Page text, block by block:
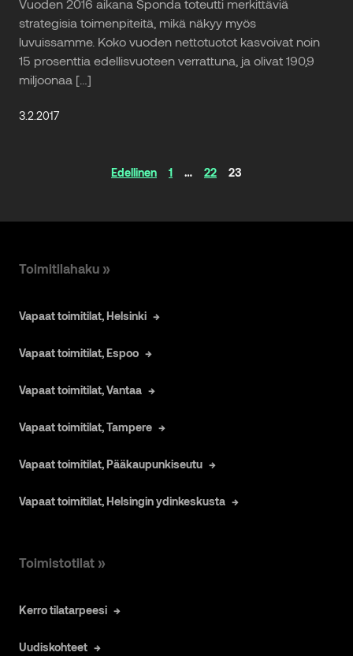
Vuoden 2016 aikana Sponda toteutti merkittäviä
strategisia toimenpiteitä, mikä näkyy myös
luvuissamme. Koko vuoden nettotuotot kasvoivat noin
15 prosenttia edellisvuoteen verrattuna, ja olivat 190,9
miljoonaa […]
3.2.2017
Artikkelinavigaatio
Edellinen 1 … 22 23
Toimitilahaku »
Vapaat toimitilat, Helsinki
Vapaat toimitilat, Espoo
Vapaat toimitilat, Vantaa
Vapaat toimitilat, Tampere
Vapaat toimitilat, Pääkaupunkiseutu
Vapaat toimitilat, Helsingin ydinkeskusta
Toimistotilat »
Kerro tilatarpeesi
Uudiskohteet